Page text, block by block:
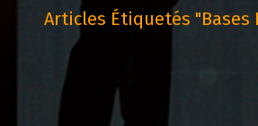
Articles Étiquetés "bases